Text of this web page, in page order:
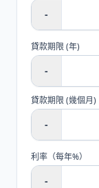
-
貸款期限 (年)
-
貸款期限 (幾個月)
-
利率（每年%）
-